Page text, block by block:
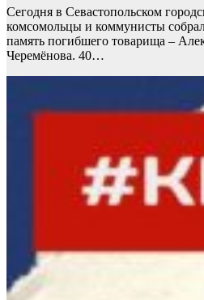
Сегодня в Севастопольском
комсомольцы и коммунисты
память погибшего товарища –
Черемёнова. 40…